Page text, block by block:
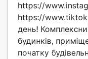
https://
https://
день!
будинків,
початку